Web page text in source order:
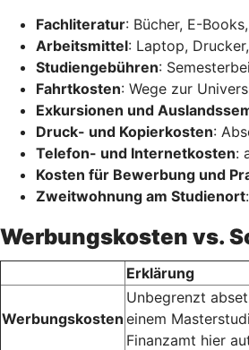
Fachliteratur: Bücher, E-
Arbeitsmittel: Laptop,
Studiengebühren:
Fahrtkosten: Wege zur
Exkursionen und
Druck- und Kopierkosten:
Telefon- und Internetkosten:
Kosten für Bewerbung und
Zweitwohnung am Studienort
Werbungskosten vs.
Erklärung
Werbungskosten
Unbegrenzt
einem
Finanzamt hier